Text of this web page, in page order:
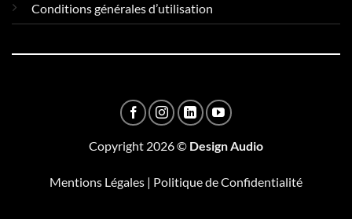
Conditions générales d’utilisation
Copyright 2026 © Design Audio
Mentions Légales | Politique de Confidentialité